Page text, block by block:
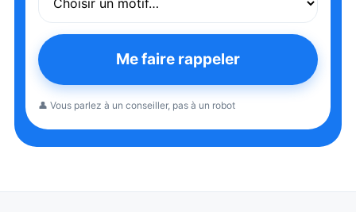
Me faire rappeler
👤 Vous parlez à un conseiller, pas à un robot